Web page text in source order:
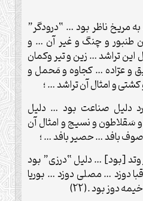
به مريخ ناظر بود … “درودگر”
طنبور و چنگ و غير آن … و
تراشد … زين و تير وكمان
و عرّاده … كجاوه و مَحمل و
و امثال آن تراشد … ؛
دليل صناعت بود … دليل
و نسيج و امثال آن
صوف بافد … حصير بافد … ؛
وتد [بود] … دليل “درزى” بود
دوزد … مصلى دوزد … بوريا
دوز بود .(22)